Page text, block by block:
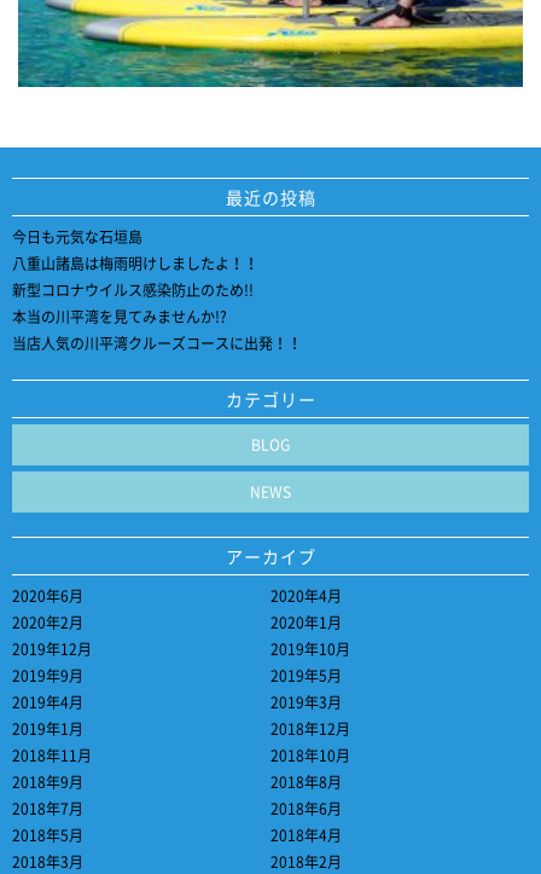
最近の投稿
今日も元気な石垣島
八重山諸島は梅雨明けしましたよ！！
新型コロナウイルス感染防止のため!!
本当の川平湾を見てみませんか!?
当店人気の川平湾クルーズコースに出発！！
カテゴリー
BLOG
NEWS
アーカイブ
2020年6月
2020年4月
2020年2月
2020年1月
2019年12月
2019年10月
2019年9月
2019年5月
2019年4月
2019年3月
2019年1月
2018年12月
2018年11月
2018年10月
2018年9月
2018年8月
2018年7月
2018年6月
2018年5月
2018年4月
2018年3月
2018年2月